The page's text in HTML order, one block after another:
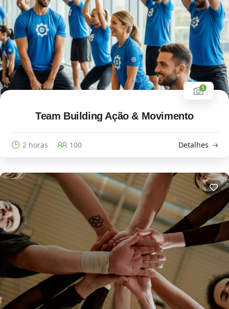
5
Team Building Ação & Movimento
2 horas 100 Detalhes